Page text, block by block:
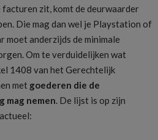
zit, komt de deurwaarder
Die mag dan wel je Playstation of
moet anderzijds de minimale
Om te verduidelijken wat
1408 van het Gerechtelijk
met goederen die de
mag nemen. De lijst is op zijn